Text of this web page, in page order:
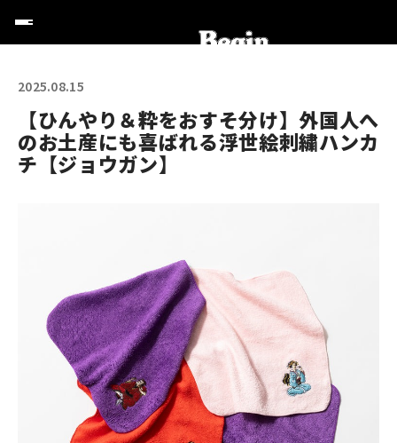
2025.08.15
【ひんやり＆粋をおすそ分け】外国人へ
のお土産にも喜ばれる浮世絵刺繍ハンカ
チ【ジョウガン】